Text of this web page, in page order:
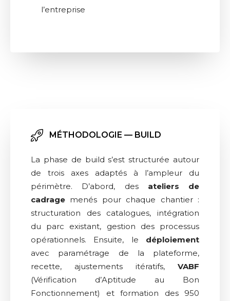
l’entreprise
MÉTHODOLOGIE — BUILD
La phase de build s’est structurée autour
de trois axes adaptés à l’ampleur du
périmètre. D’abord, des ateliers de
cadrage menés pour chaque chantier :
structuration des catalogues, intégration
du parc existant, gestion des processus
opérationnels. Ensuite, le déploiement
avec paramétrage de la plateforme,
recette, ajustements itératifs, VABF
(Vérification d’Aptitude au Bon
Fonctionnement) et formation des 950